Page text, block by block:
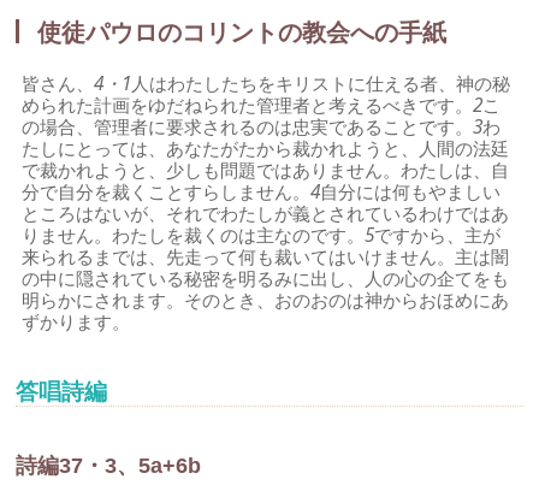
使徒パウロのコリントの教会への手紙
皆さん、4・1人はわたしたちをキリストに仕える者、神の秘
められた計画をゆだねられた管理者と考えるべきです。2こ
の場合、管理者に要求されるのは忠実であることです。3わ
たしにとっては、あなたがたから裁かれようと、人間の法廷
で裁かれようと、少しも問題ではありません。わたしは、自
分で自分を裁くことすらしません。4自分には何もやましい
ところはないが、それでわたしが義とされているわけではあ
りません。わたしを裁くのは主なのです。5ですから、主が
来られるまでは、先走って何も裁いてはいけません。主は闇
の中に隠されている秘密を明るみに出し、人の心の企てをも
明らかにされます。そのとき、おのおのは神からおほめにあ
ずかります。
答唱詩編
詩編37・3、5a+6b